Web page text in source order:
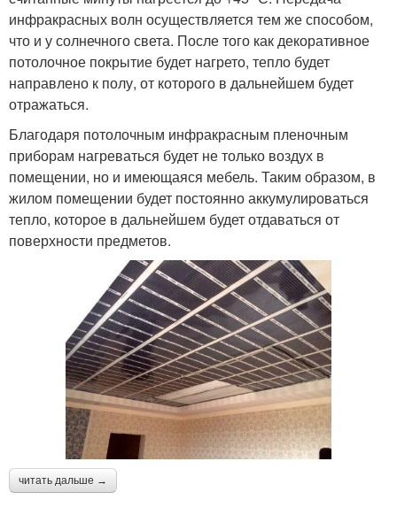
инфракрасных волн осуществляется тем же способом,
что и у солнечного света. После того как декоративное
потолочное покрытие будет нагрето, тепло будет
направлено к полу, от которого в дальнейшем будет
отражаться.
Благодаря потолочным инфракрасным пленочным
приборам нагреваться будет не только воздух в
помещении, но и имеющаяся мебель. Таким образом, в
жилом помещении будет постоянно аккумулироваться
тепло, которое в дальнейшем будет отдаваться от
поверхности предметов.
читать дальше →